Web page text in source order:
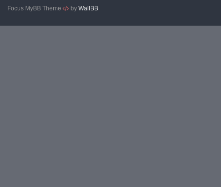
Focus MyBB Theme by WallBB